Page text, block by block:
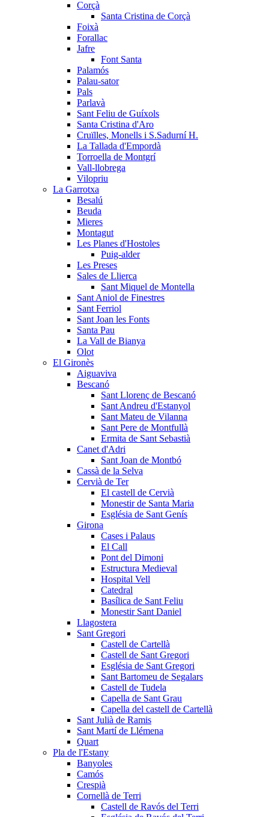
Corçà
Santa Cristina de Corçà
Foixà
Forallac
Jafre
Font Santa
Palamós
Palau-sator
Pals
Parlavà
Sant Feliu de Guíxols
Santa Cristina d'Aro
Cruïlles, Monells i S.Sadurní H.
La Tallada d'Empordà
Torroella de Montgrí
Vall-llobrega
Vilopriu
La Garrotxa
Besalú
Beuda
Mieres
Montagut
Les Planes d'Hostoles
Puig-alder
Les Preses
Sales de Llierca
Sant Miquel de Montella
Sant Aniol de Finestres
Sant Ferriol
Sant Joan les Fonts
Santa Pau
La Vall de Bianya
Olot
El Gironès
Aiguaviva
Bescanó
Sant Llorenç de Bescanó
Sant Andreu d'Estanyol
Sant Mateu de Vilanna
Sant Pere de Montfullà
Ermita de Sant Sebastià
Canet d'Adri
Sant Joan de Montbó
Cassà de la Selva
Cervià de Ter
El castell de Cervià
Monestir de Santa Maria
Església de Sant Genís
Girona
Cases i Palaus
El Call
Pont del Dimoni
Estructura Medieval
Hospital Vell
Catedral
Basílica de Sant Feliu
Monestir Sant Daniel
Llagostera
Sant Gregori
Castell de Cartellà
Castell de Sant Gregori
Església de Sant Gregori
Sant Bartomeu de Segalars
Castell de Tudela
Capella de Sant Grau
Capella del castell de Cartellà
Sant Julià de Ramis
Sant Martí de Llémena
Quart
Pla de l'Estany
Banyoles
Camós
Crespià
Cornellà de Terri
Castell de Ravós del Terri